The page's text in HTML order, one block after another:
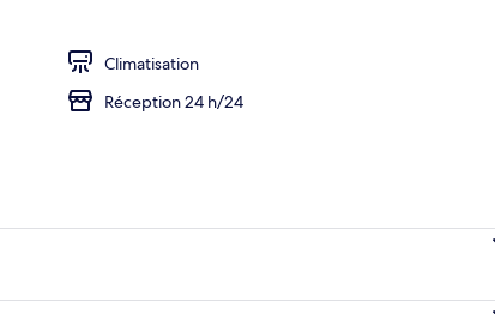
Climatisation
Réception 24 h/24